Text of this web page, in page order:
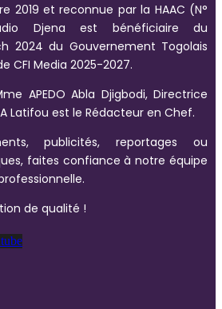
2019 et reconnue par la HAAC (N°
Djena est bénéficiaire du
2024 du Gouvernement Togolais
CFI Media 2025-2027.
APEDO Abla Djigbodi, Directrice
Latifou est le Rédacteur en Chef.
publicités, reportages ou
faites confiance à notre équipe
de qualité !